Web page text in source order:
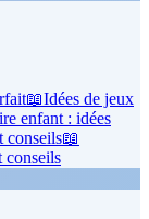
📖Idées de jeux
enfant : idées
conseils📖
conseils